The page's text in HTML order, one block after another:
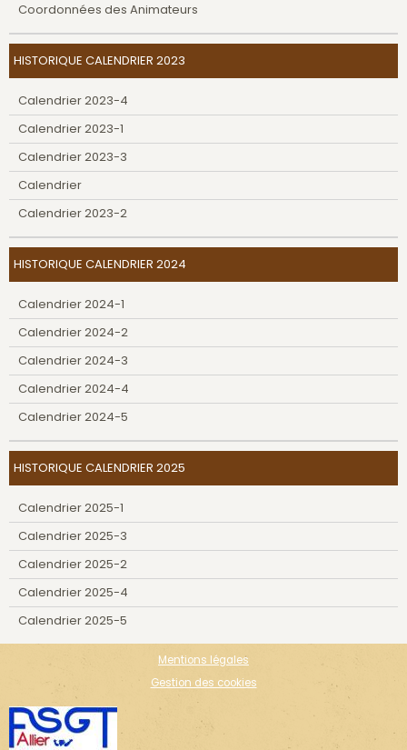
Coordonnées des Animateurs
HISTORIQUE CALENDRIER 2023
Calendrier 2023-4
Calendrier 2023-1
Calendrier 2023-3
Calendrier
Calendrier 2023-2
HISTORIQUE CALENDRIER 2024
Calendrier 2024-1
Calendrier 2024-2
Calendrier 2024-3
Calendrier 2024-4
Calendrier 2024-5
HISTORIQUE CALENDRIER 2025
Calendrier 2025-1
Calendrier 2025-3
Calendrier 2025-2
Calendrier 2025-4
Calendrier 2025-5
Mentions légales
Gestion des cookies